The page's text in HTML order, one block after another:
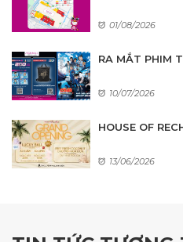
01/08/2026
RA MẮT PHIM
10/07/2026
HOUSE OF
13/06/2026